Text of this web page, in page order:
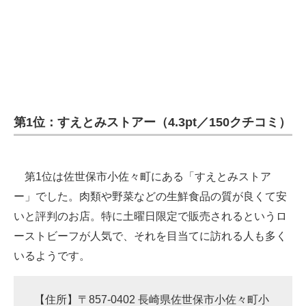
第1位：すえとみストアー（4.3pt／150クチコミ）
第1位は佐世保市小佐々町にある「すえとみストア
ー」でした。肉類や野菜などの生鮮食品の質が良くて安
いと評判のお店。特に土曜日限定で販売されるというロ
ーストビーフが人気で、それを目当てに訪れる人も多く
いるようです。
【住所】〒857-0402 長崎県佐世保市小佐々町小